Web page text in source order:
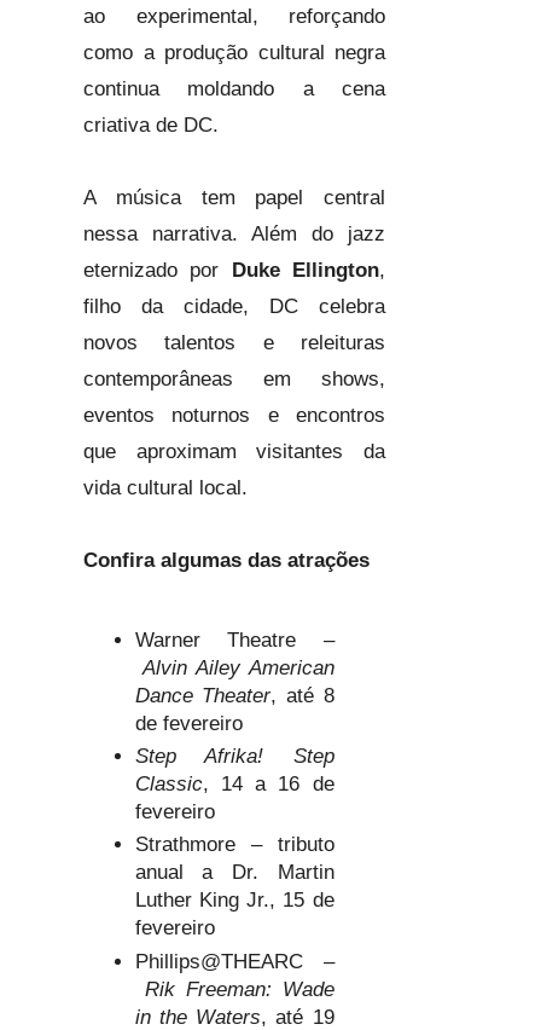
ao experimental, reforçando
como a produção cultural negra
continua moldando a cena
criativa de DC.
A música tem papel central
nessa narrativa. Além do jazz
eternizado por
Duke Ellington,
filho da cidade, DC celebra
novos talentos e releituras
contemporâneas em shows,
eventos noturnos e encontros
que aproximam visitantes da
vida cultural local.
Confira algumas das atrações
Warner Theatre –
Alvin Ailey American
Dance Theater, até 8
de fevereiro
Step Afrika! Step
Classic, 14 a 16 de
fevereiro
Strathmore – tributo
anual a Dr. Martin
Luther King Jr., 15 de
fevereiro
Phillips@THEARC –
Rik Freeman: Wade
in the Waters, até 19